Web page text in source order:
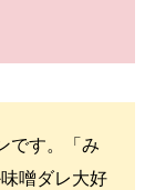
です。「み
噌ダレ大好